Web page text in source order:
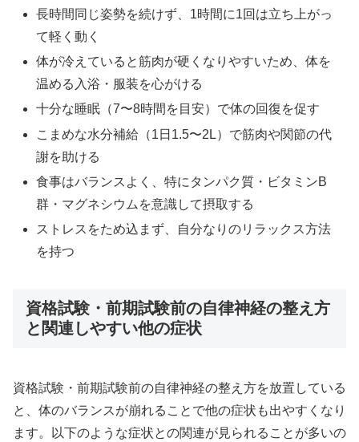
長時間同じ姿勢を続けず、1時間に1回は立ち上がっ
て軽く動く
体が冷えていると筋肉が硬くなりやすいため、体を
温める入浴・服装を心がける
十分な睡眠（7〜8時間を目安）で体の回復を促す
こまめな水分補給（1日1.5〜2L）で筋肉や関節の代
謝を助ける
食事はバランスよく、特にタンパク質・ビタミンB
群・マグネシウムを意識して摂取する
ストレスをため込まず、自分なりのリラックス方法
を持つ
資格試験・前期試験前の自律神経の整え方
と関連しやすい他の症状
資格試験・前期試験前の自律神経の整え方を放置している
と、体のバランスが崩れることで他の症状も出やすくなり
ます。以下のような症状との関連が見られることが多いの